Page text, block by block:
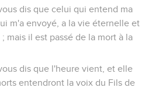
dis que celui qui entend ma
m'a envoyé, a la vie éternelle et
mais il est passé de la mort à la
dis que l'heure vient, et elle
entendront la voix du Fils de